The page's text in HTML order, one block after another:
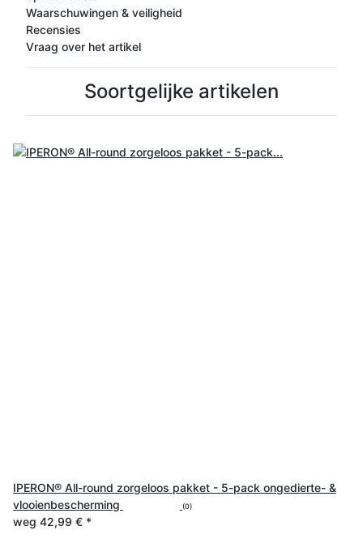
Waarschuwingen & veiligheid
Recensies
Vraag over het artikel
Soortgelijke artikelen
IPERON® All-round zorgeloos pakket - 5-pack ongedierte- &
vlooienbescherming
(0)
weg 42,99 € *